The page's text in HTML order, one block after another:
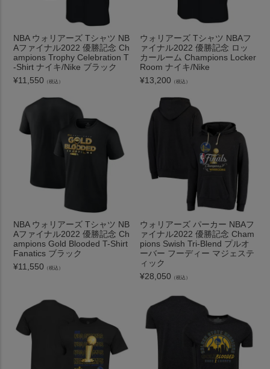
NBA ウォリアーズ Tシャツ NB
Aファイナル2022 優勝記念 Ch
ampions Trophy Celebration T
-Shirt ナイキ/Nike ブラック
¥11,550 （税込）
ウォリアーズ Tシャツ NBAフ
ァイナル2022 優勝記念 ロッ
カールーム Champions Locker
Room ナイキ/Nike
¥13,200 （税込）
NBA ウォリアーズ Tシャツ NB
Aファイナル2022 優勝記念 Ch
ampions Gold Blooded T-Shirt
Fanatics ブラック
¥11,550 （税込）
ウォリアーズ パーカー NBAフ
ァイナル2022 優勝記念 Cham
pions Swish Tri-Blend プルオ
ーバー フーディー マジェステ
ィック
¥28,050 （税込）